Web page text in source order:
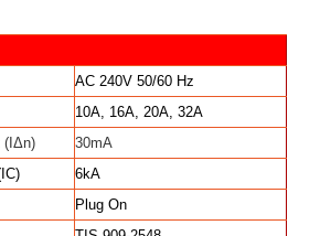
AC 240V 50/60 Hz
10A, 16A, 20A, 32A
(IΔn)
30mA
6kA
Plug On